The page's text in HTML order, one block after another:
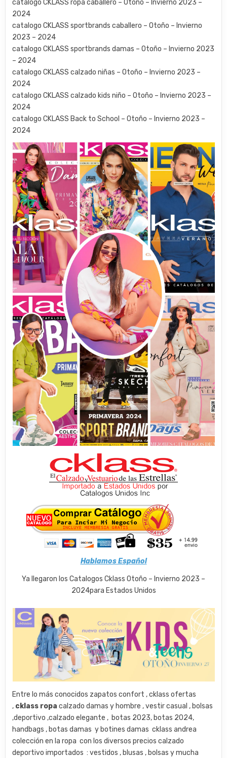
catalogo CKLASS ropa caballero – Otoño – Invierno 2023 –
2024
catalogo CKLASS sportbrands caballero – Otoño – Invierno
2023 – 2024
catalogo CKLASS sportbrands damas – Otoño – Invierno 2023
– 2024
catalogo CKLASS calzado niñas – Otoño – Invierno 2023 –
2024
catalogo CKLASS calzado kids niño – Otoño – Invierno 2023 –
2024
catalogo CKLASS Back to School – Otoño – Invierno 2023 –
2024
Hablamos Español
Ya llegaron los Catalogos Cklass Otoño – Invierno 2023 –
2024para Estados Unidos
Entre lo más conocidos zapatos confort , cklass ofertas
, cklass ropa calzado damas y hombre , vestir casual , bolsas
,deportivo ,calzado elegante , botas 2023, botas 2024,
handbags , botas damas y botines damas cklass andrea
colección en la ropa con los diversos precios calzado
deportivo importados : vestidos , blusas , bolsas y mucha